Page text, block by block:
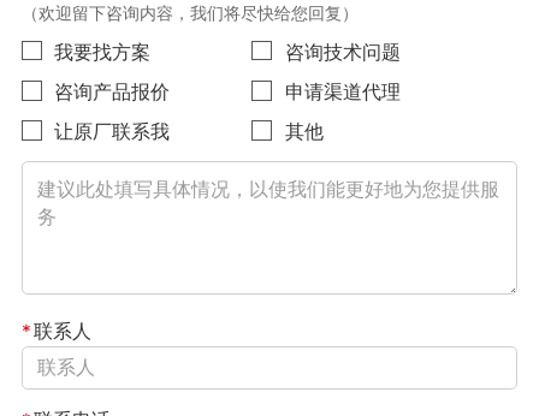
（欢迎留下咨询内容，我们将尽快给您回复）
我要找方案
咨询技术问题
咨询产品报价
申请渠道代理
让原厂联系我
其他
*联系人